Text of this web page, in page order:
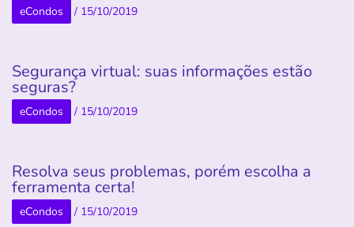
eCondos / 15/10/2019
Segurança virtual: suas informações estão
seguras?
eCondos / 15/10/2019
Resolva seus problemas, porém escolha a
ferramenta certa!
eCondos / 15/10/2019